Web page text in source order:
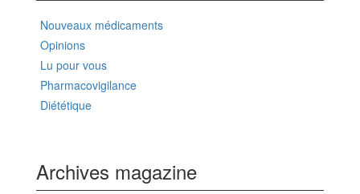
Nouveaux médicaments
Opinions
Lu pour vous
Pharmacovigilance
Diététique
Archives magazine